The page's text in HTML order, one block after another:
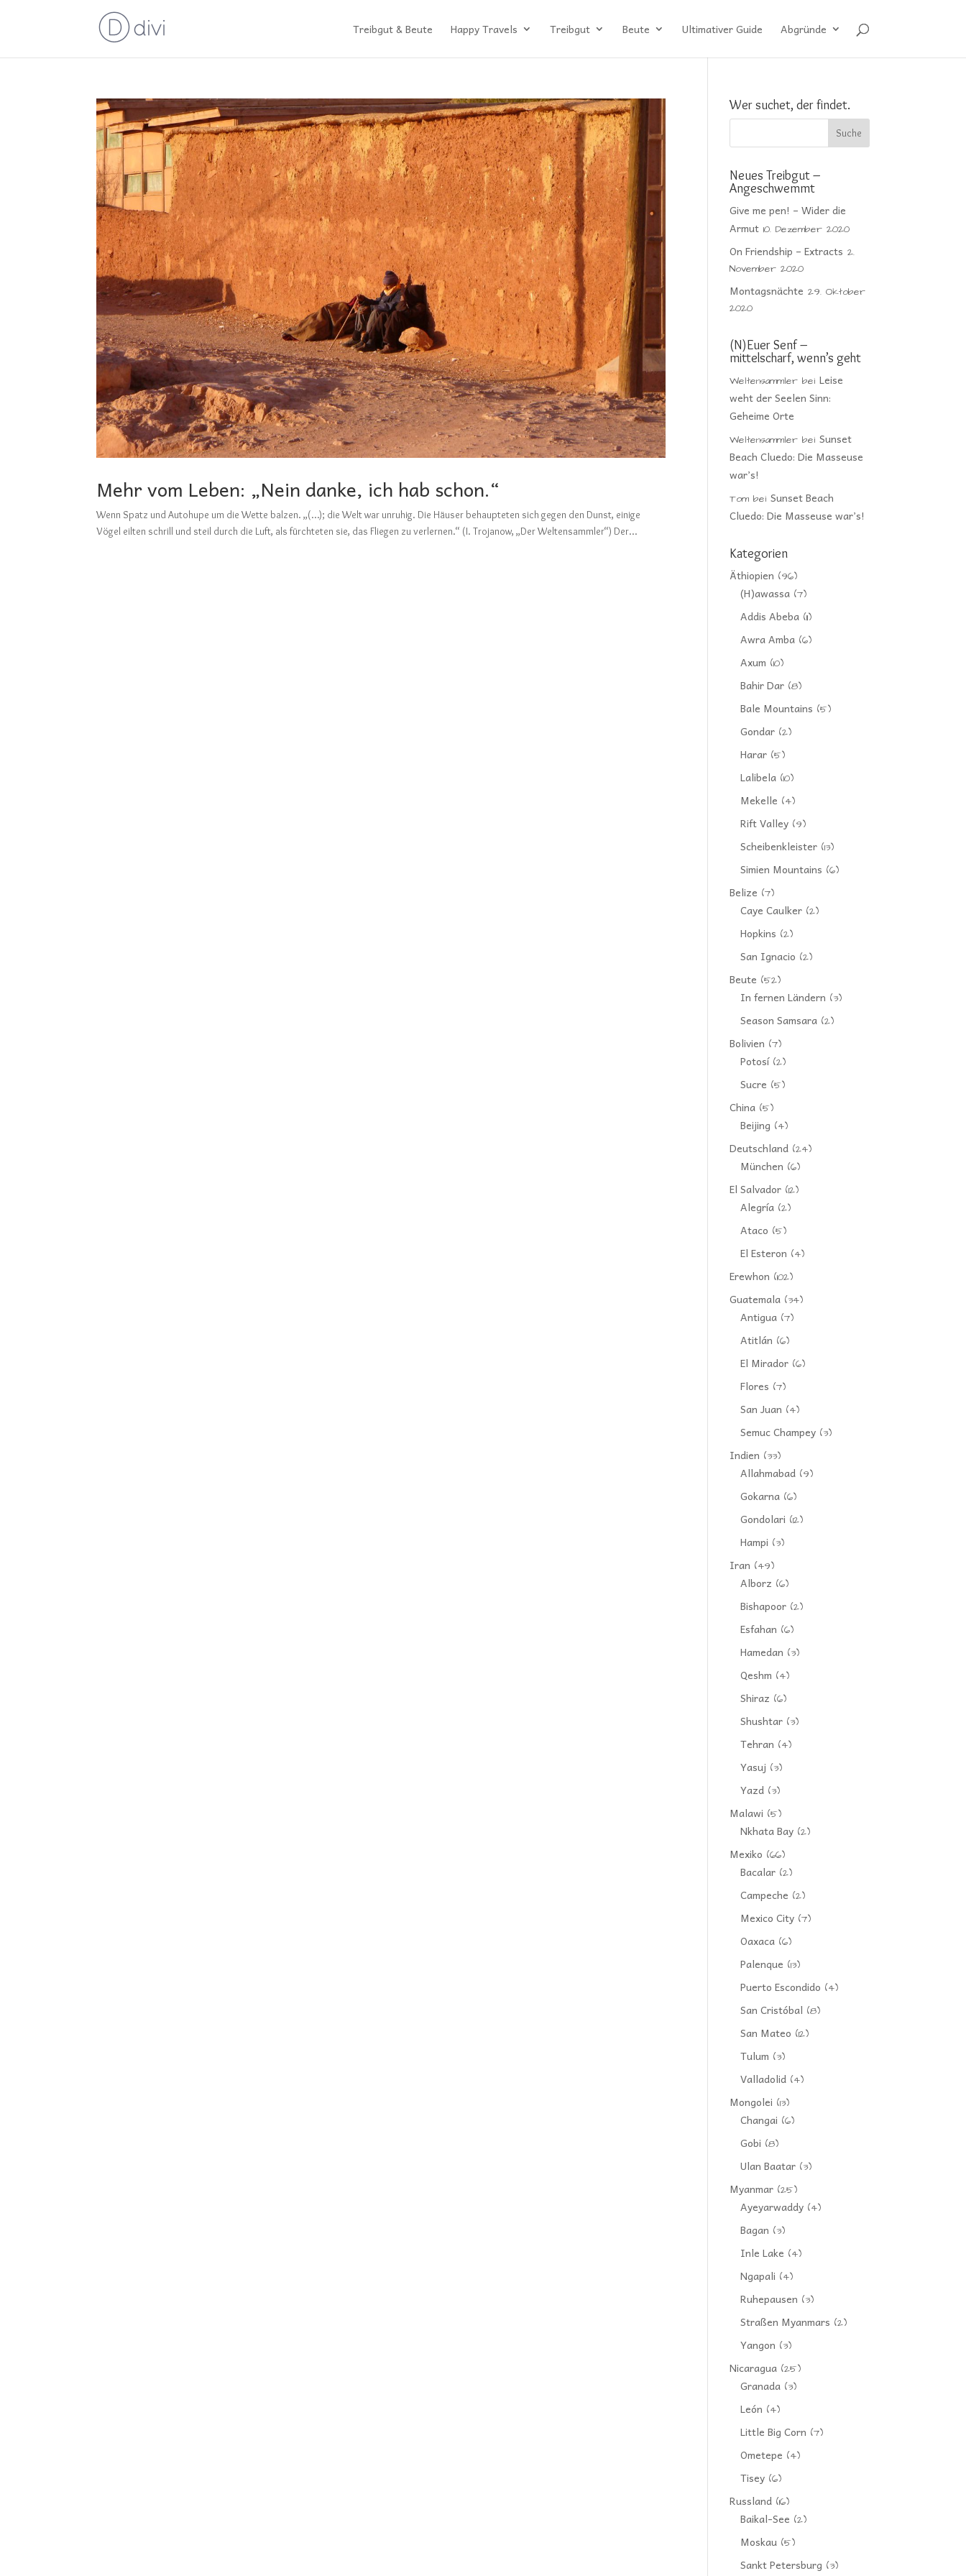
Treibgut & Beute Happy Travels Treibgut Beute Ultimativer Guide Abgründe
Mehr vom Leben: „Nein danke, ich hab schon.“
Wenn Spatz und Autohupe um die Wette balzen. „(…); die Welt war unruhig. Die Häuser behaupteten sich gegen den Dunst, einige
Vögel eilten schrill und steil durch die Luft, als fürchteten sie, das Fliegen zu verlernen.“ (I. Trojanow, „Der Weltensammler“) Der...
Wer suchet, der findet.
Neues Treibgut –
Angeschwemmt
Give me pen! – Wider die
Armut 10. Dezember 2020
On Friendship – Extracts 2.
November 2020
Montagsnächte 29. Oktober
2020
(N)Euer Senf –
mittelscharf, wenn’s geht
Weltensammler beiLeise
weht der Seelen Sinn:
Geheime Orte
Weltensammler beiSunset
Beach Cluedo: Die Masseuse
war’s!
Tom beiSunset Beach
Cluedo: Die Masseuse war’s!
Kategorien
Äthiopien (96)
(H)awassa (7)
Addis Abeba (11)
Awra Amba (6)
Axum (10)
Bahir Dar (8)
Bale Mountains (5)
Gondar (2)
Harar (5)
Lalibela (10)
Mekelle (4)
Rift Valley (9)
Scheibenkleister (13)
Simien Mountains (6)
Belize (7)
Caye Caulker (2)
Hopkins (2)
San Ignacio (2)
Beute (52)
In fernen Ländern (3)
Season Samsara (2)
Bolivien (7)
Potosí(2)
Sucre (5)
China (5)
Beijing (4)
Deutschland (24)
München (6)
El Salvador (12)
Alegría (2)
Ataco (5)
El Esteron (4)
Erewhon (102)
Guatemala (34)
Antigua (7)
Atitlán (6)
El Mirador (6)
Flores (7)
San Juan (4)
Semuc Champey (3)
Indien (33)
Allahmabad (9)
Gokarna (6)
Gondolari (12)
Hampi (3)
Iran (49)
Alborz (6)
Bishapoor (2)
Esfahan (6)
Hamedan (3)
Qeshm (4)
Shiraz (6)
Shushtar (3)
Tehran (4)
Yasuj (3)
Yazd (3)
Malawi (5)
Nkhata Bay (2)
Mexiko (66)
Bacalar (2)
Campeche (2)
Mexico City (7)
Oaxaca (6)
Palenque (13)
Puerto Escondido (4)
San Cristóbal (8)
San Mateo (12)
Tulum (3)
Valladolid (4)
Mongolei (13)
Changai (6)
Gobi (8)
Ulan Baatar (3)
Myanmar (25)
Ayeyarwaddy (4)
Bagan (3)
Inle Lake (4)
Ngapali (4)
Ruhepausen (3)
Straßen Myanmars (2)
Yangon (3)
Nicaragua (25)
Granada (3)
León (4)
Little Big Corn (7)
Ometepe (4)
Tisey (6)
Russland (16)
Baikal-See (2)
Moskau (5)
Sankt Petersburg (3)